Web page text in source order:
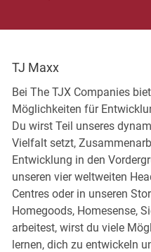
TJ Maxx
Bei The TJX Companies
Möglichkeiten für
Du wirst Teil unseres
Vielfalt setzt,
Entwicklung in den
unseren vier weltweiten
Centres oder in unseren
Homegoods, Homesense,
arbeitest, wirst du viele
lernen, dich zu entwickeln